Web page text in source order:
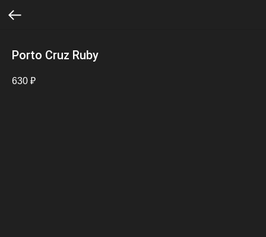
Porto Cruz Ruby
630 ₽